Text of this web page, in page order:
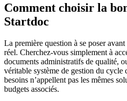
Comment choisir la
Startdoc
La première question à se poser
réel. Cherchez-vous simplement à
documents administratifs de qualité,
véritable système de gestion du cycle
besoins n’appellent pas les mêmes
budgets associés.